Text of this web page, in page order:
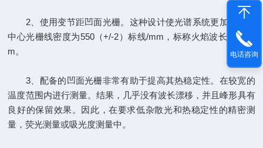
2、使用变节距凹面光栅。这种设计使光谱系统更加有效。
中心光栅线密度为550（+/-2）标线/mm，标称火焰波长为400n
m。
3、配备的凹面光栅非常有助于提高其热稳定性。在较宽的
温度范围内进行测量。结果，几乎没有波长漂移，并且峰形具有
良好的保留效果。因此，在要求低杂散光和热稳定性的精密测
量，荧光测量或吸光度测量中。
电话咨询